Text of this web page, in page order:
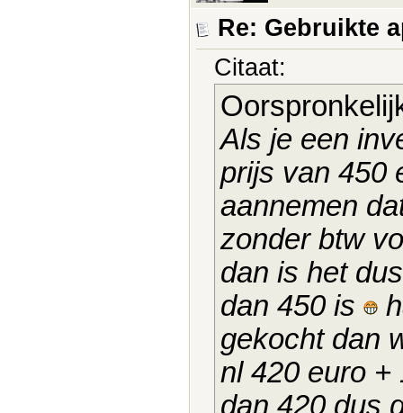
Re: Gebruikte
Citaat:
Als je een
prijs van 450
aannemen
zonder btw
dan is het
dan 450 is
gekocht dan
nl 420 euro +
dan 420 dus